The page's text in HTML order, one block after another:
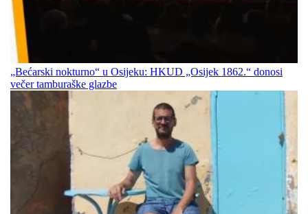
„Bećarski nokturno“ u Osijeku: HKUD „Osijek 1862.“ donosi
večer tamburaške glazbe